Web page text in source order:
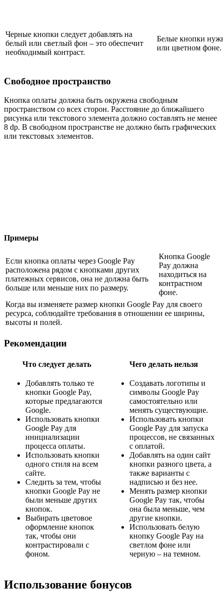
Черные кнопки следует добавлять на
белый или светлый фон – это обеспечит
необходимый контраст.
Белые кнопки
или цветном фоне.
Свободное пространство
Кнопка оплаты должна быть окружена свободным
пространством со всех сторон. Расстояние до ближайшего
рисунка или текстового элемента должно составлять не менее
8 dp. В свободном пространстве не должно быть графических
или текстовых элементов.
Примеры
Если кнопка оплаты через Google Pay
расположена рядом с кнопками других
платежных сервисов, она не должна быть
больше или меньше них по размеру.
Кнопка Google
Pay должна
находиться на
контрастном
фоне.
Когда вы изменяете размер кнопки Google Pay для своего
ресурса, соблюдайте требования в отношении ее ширины,
высоты и полей.
Рекомендации
Что следует делать Чего делать нельзя
Добавлять только те
кнопки Google Pay,
которые предлагаются
Google.
Использовать кнопки
Google Pay для
инициализации
процесса оплаты.
Использовать кнопки
одного стиля на всем
сайте.
Следить за тем, чтобы
кнопки Google Pay не
были меньше других
кнопок.
Выбирать цветовое
оформление кнопок
так, чтобы они
контрастировали с
фоном.
Создавать логотипы и
символы Google Pay
самостоятельно или
менять существующие.
Использовать кнопки
Google Pay для запуска
процессов, не связанных
с оплатой.
Добавлять на один сайт
кнопки разного цвета, а
также варианты с
надписью и без нее.
Менять размер кнопки
Google Pay так, чтобы
она была меньше, чем
другие кнопки.
Использовать белую
кнопку Google Pay на
светлом фоне или
черную – на темном.
Использование бонусов